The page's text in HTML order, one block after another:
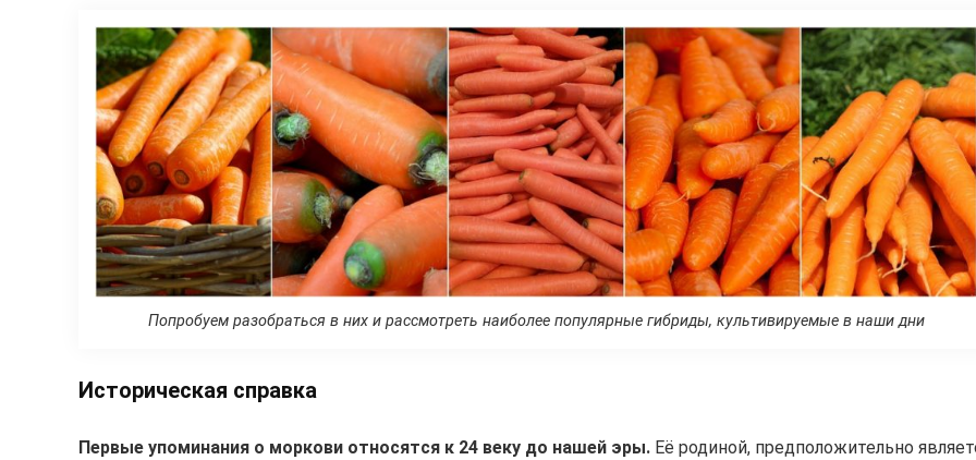
Попробуем разобраться в них и рассмотреть наиболее популярные гибриды, культивируемые в наши дни
Историческая справка
Первые упоминания о моркови относятся к 24 веку до нашей эры. Её родиной, предположительно